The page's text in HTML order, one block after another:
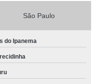
São Paulo
do Ipanema